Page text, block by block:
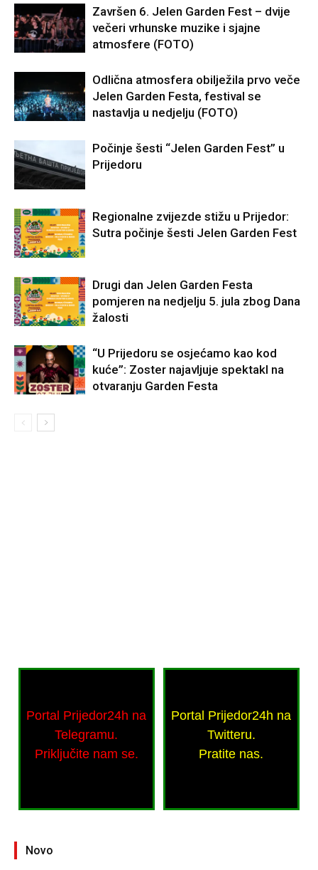
Završen 6. Jelen Garden Fest – dvije
večeri vrhunske muzike i sjajne
atmosfere (FOTO)
Odlična atmosfera obilježila prvo veče
Jelen Garden Festa, festival se
nastavlja u nedjelju (FOTO)
Počinje šesti “Jelen Garden Fest” u
Prijedoru
Regionalne zvijezde stižu u Prijedor:
Sutra počinje šesti Jelen Garden Fest
Drugi dan Jelen Garden Festa
pomjeren na nedjelju 5. jula zbog Dana
žalosti
“U Prijedoru se osjećamo kao kod
kuće”: Zoster najavljuje spektakl na
otvaranju Garden Festa
Portal Prijedor24h na
Telegramu.
Priključite nam se.
Portal Prijedor24h na
Twitteru.
Pratite nas.
Novo